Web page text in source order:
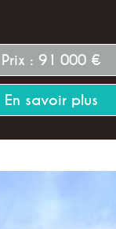
Prix : 91 000 €
En savoir plus